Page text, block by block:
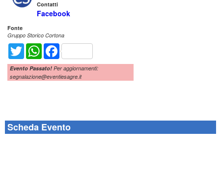
Contatti
Facebook
Fonte
Gruppo Storico Cortona
Twitter WhatsAppFacebook
Evento Passato! Per aggiornamenti:
segnalazione@eventiesagre.it
Scheda Evento